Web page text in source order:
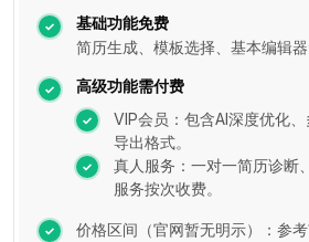
基础功能免费
简历生成、模板选择、基本编辑器
高级功能需付费
VIP会员：包含AI深度优化
导出格式。
真人服务：一对一简历诊断
服务按次收费。
价格区间（官网暂无明示）：参